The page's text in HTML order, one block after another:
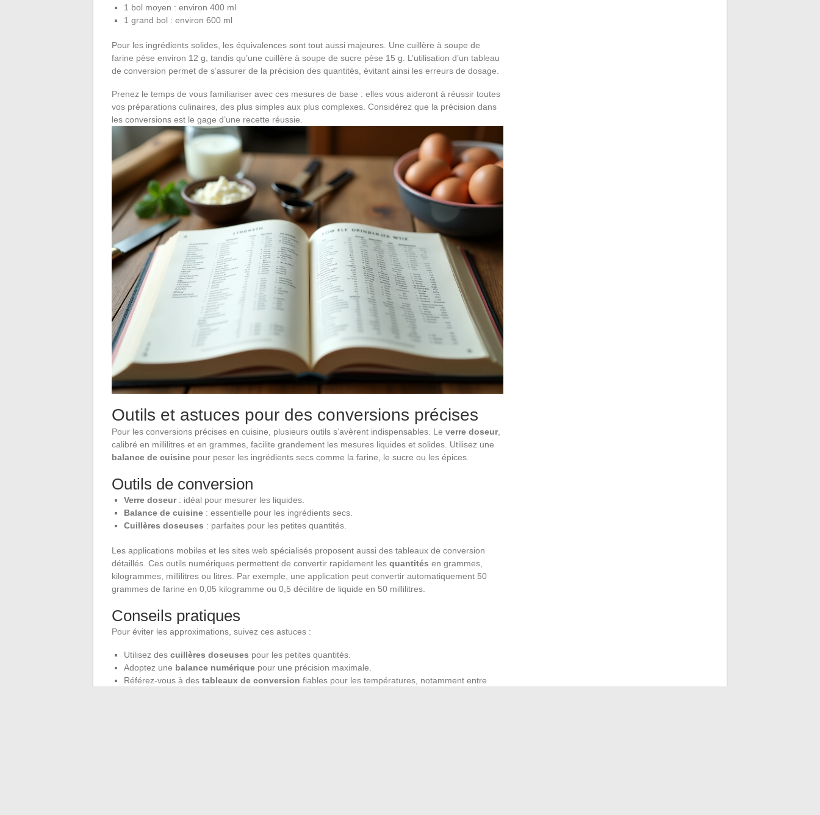
1 bol moyen : environ 400 ml
1 grand bol : environ 600 ml
Pour les ingrédients solides, les équivalences sont tout aussi majeures. Une cuillère à soupe de
farine pèse environ 12 g, tandis qu’une cuillère à soupe de sucre pèse 15 g. L’utilisation d’un tableau
de conversion permet de s’assurer de la précision des quantités, évitant ainsi les erreurs de dosage.
Prenez le temps de vous familiariser avec ces mesures de base : elles vous aideront à réussir toutes
vos préparations culinaires, des plus simples aux plus complexes. Considérez que la précision dans
les conversions est le gage d’une recette réussie.
Outils et astuces pour des conversions précises
Pour les conversions précises en cuisine, plusieurs outils s’avèrent indispensables. Le verre doseur,
calibré en millilitres et en grammes, facilite grandement les mesures liquides et solides. Utilisez une
balance de cuisine pour peser les ingrédients secs comme la farine, le sucre ou les épices.
Outils de conversion
Verre doseur: idéal pour mesurer les liquides.
Balance de cuisine : essentielle pour les ingrédients secs.
Cuillères doseuses : parfaites pour les petites quantités.
Les applications mobiles et les sites web spécialisés proposent aussi des tableaux de conversion
détaillés. Ces outils numériques permettent de convertir rapidement les quantités en grammes,
kilogrammes, millilitres ou litres. Par exemple, une application peut convertir automatiquement 50
grammes de farine en 0,05 kilogramme ou 0,5 décilitre de liquide en 50 millilitres.
Conseils pratiques
Pour éviter les approximations, suivez ces astuces :
Utilisez des cuillères doseuses pour les petites quantités.
Adoptez une balance numérique pour une précision maximale.
Référez-vous à des tableaux de conversion fiables pour les températures, notamment entre